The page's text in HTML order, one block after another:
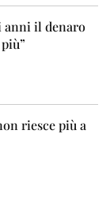
anni il denaro
riesce più a